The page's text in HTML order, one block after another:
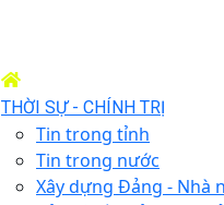
THỜI SỰ - CHÍNH TRỊ
Tin trong tỉnh
Tin trong nước
Xây dựng Đảng - Nhà